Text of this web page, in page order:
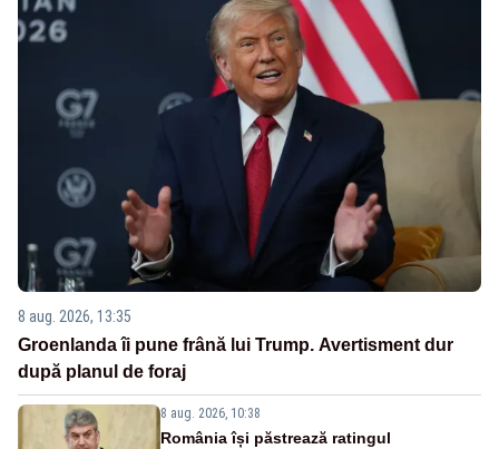
8 aug. 2026, 13:35
Groenlanda îi pune frână lui Trump. Avertisment dur
după planul de foraj
8 aug. 2026, 10:38
România își păstrează ratingul